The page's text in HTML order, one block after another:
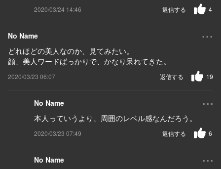
2020/03/24 14:46 4
返信する
No Name ...
どれほどの美人なのか、見てみたい。
顔、美人ワードばっかりで、かなり呆れてきた。
2020/03/23 06:07 19
返信する
No Name ...
本人っていうより、周囲のレベル感なんだろう。
2020/03/23 07:49 6
返信する
No Name ...